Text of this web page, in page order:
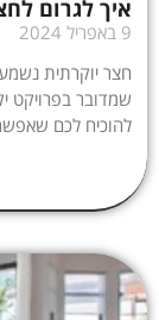
איך לגרום
9 באפריל 2024
חצר יוקרתית
שמדובר בפרויקט
להוכיח לכם